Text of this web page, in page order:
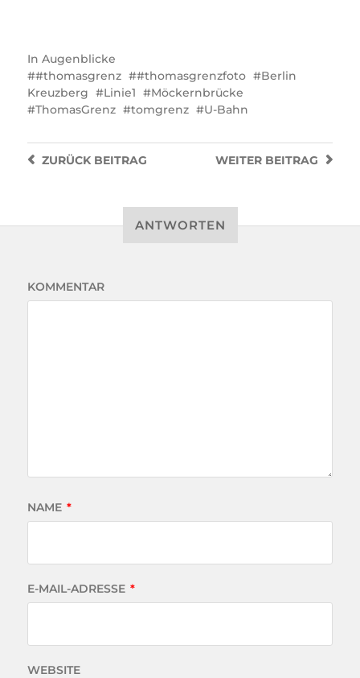
In Augenblicke
#thomasgrenz
#thomasgrenzfoto
Berlin
Kreuzberg
Linie1
Möckernbrücke
ThomasGrenz
tomgrenz U-Bahn
WEITER BEITRAG
ZURÜCKBEITRAG
ANTWORTEN
KOMMENTAR
NAME *
E-MAIL-ADRESSE *
WEBSITE